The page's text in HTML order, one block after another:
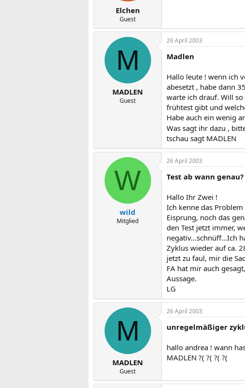
Elchen
Guest
M
MADLEN
Guest
26 April 2003
Madlen
Hallo leute ! wenn ich
abesetzt , habe dann
warte ich drauf. Will
frühtest gibt und
Habe auch ein wenig
Was sagt ihr dazu ,
tschau sagt MADLEN
W
wild
Mitglied
26 April 2003
Test ab wann genau?
Hallo Ihr Zwei !
Ich kenne das
Eisprung, noch das
den Test jetzt immer,
negativ...schnüff...Ich
Zyklus wieder auf ca.
jetzt zu faul, mir die
FA hat mir auch
Aussage.
LG
M
MADLEN
Guest
26 April 2003
unregelmäßiger
hallo andrea ! wann
MADLEN ?( ?( ?( ?(